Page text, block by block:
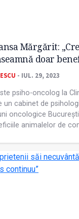
Mărgărit:
doar
- IUL. 29, 2023
psiho-oncolog la
un cabinet de
oncologice
animalelor de